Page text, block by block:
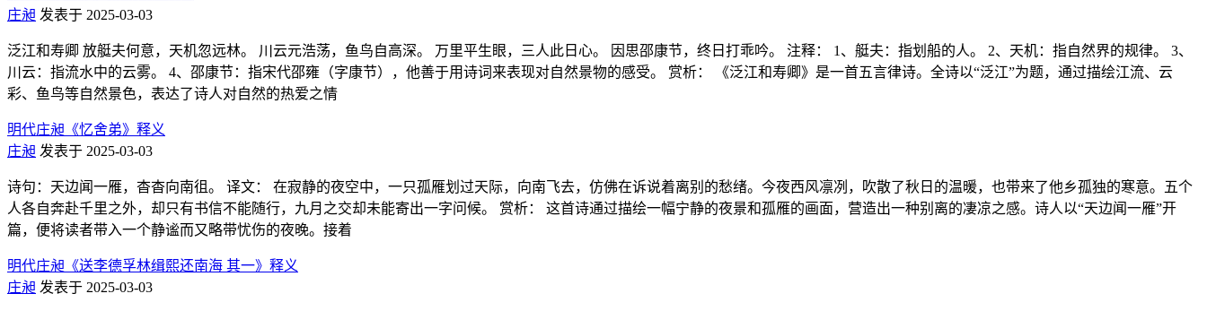
庄昶 发表于 2025-03-03
泛江和寿卿 放艇夫何意，天机忽远林。 川云元浩荡，鱼鸟自高深。 万里平生眼，三人此日心。 因思邵康节，终日打乖吟。 注释： 1、艇夫：指划船的人。 2、天机：指自然界的规律。 3、
川云：指流水中的云雾。 4、邵康节：指宋代邵雍（字康节），他善于用诗词来表现对自然景物的感受。 赏析： 《泛江和寿卿》是一首五言律诗。全诗以“泛江”为题，通过描绘江流、云
彩、鱼鸟等自然景色，表达了诗人对自然的热爱之情
明代庄昶《忆舍弟》释义
庄昶 发表于 2025-03-03
诗句：天边闻一雁，杳杳向南徂。 译文： 在寂静的夜空中，一只孤雁划过天际，向南飞去，仿佛在诉说着离别的愁绪。今夜西风凛冽，吹散了秋日的温暖，也带来了他乡孤独的寒意。五个
人各自奔赴千里之外，却只有书信不能随行，九月之交却未能寄出一字问候。 赏析： 这首诗通过描绘一幅宁静的夜景和孤雁的画面，营造出一种别离的凄凉之感。诗人以“天边闻一雁”开
篇，便将读者带入一个静谧而又略带忧伤的夜晚。接着
明代庄昶《送李德孚林缉熙还南海 其一》释义
庄昶 发表于 2025-03-03